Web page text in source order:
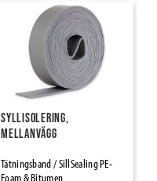
Syllisolering,
mellanvägg
Tätningsband / SillSealing PE-
Foam & Bitumen